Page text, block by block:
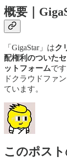
概要｜
「GigaStar」はク
配権利のついた
ットフォームで
ドクラウドファ
ています。
このポスト